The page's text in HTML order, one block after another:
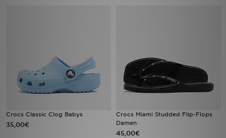
Crocs Classic Clog Babys
35,00€
Crocs Miami Studded Flip-Flops
Damen
45,00€